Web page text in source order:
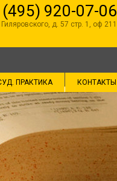
(495) 920-07-06
Гиляровского, д. 57 стр. 1, оф 211
ПРАКТИКА КОНТАКТЫ